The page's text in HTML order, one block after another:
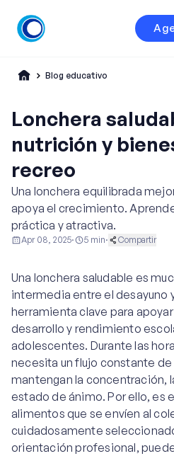
Blog educativo
Lonchera
nutrición y
recreo
Una lonchera equilibrada
apoya el crecimiento.
práctica y atractiva.
Apr 08, 2025· 5 min· Compartir
Pediatría
Una lonchera saludable es
intermedia entre el desayuno
herramienta clave para
desarrollo y rendimiento
adolescentes. Durante las
necesita un flujo constante
mantengan la concentración,
estado de ánimo. Por ello, es
alimentos que se envíen al
cuidadosamente
orientación profesional,